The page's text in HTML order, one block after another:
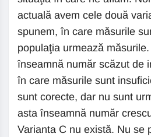
actuală avem cele două
spunem, în care măsurile
populaţia urmează
înseamnă număr scăzut de
în care măsurile sunt
sunt corecte, dar nu sunt
asta înseamnă număr
Varianta C nu există. Nu se